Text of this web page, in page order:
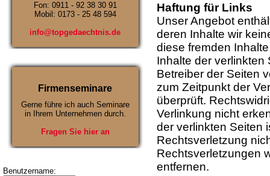
Fon: 0911 - 92 38 30 91
Mobil: 0173 - 25 48 594
info@topgedaechtnis.de
Firmenseminare
Gerne führe ich auch Seminare
in Ihrem Unternehmen durch.
Fragen Sie hier an
Benutzername:
Haftung für Links
Unser Angebot
deren Inhalte wir
diese fremden
Inhalte der verlinkten
Betreiber der Seiten
zum Zeitpunkt der
überprüft.
Verlinkung nicht
der verlinkten Seiten
Rechtsverletzung
Rechtsverletzungen
entfernen.